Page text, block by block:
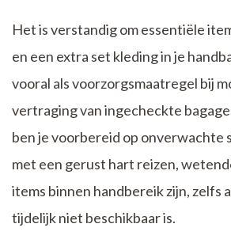
Het is verstandig om essentiële
en een extra set kleding in je
vooral als voorzorgsmaatregel bij
vertraging van ingecheckte
ben je voorbereid op onverwachte
met een gerust hart reizen,
items binnen handbereik zijn, zelfs
tijdelijk niet beschikbaar is.